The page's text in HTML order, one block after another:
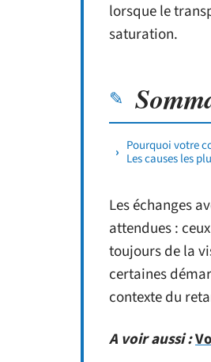
lorsque le
saturation.
Pourquoi votre
Les causes les
Les échanges
attendues :
toujours de la
certaines
contexte du
A voir aussi :